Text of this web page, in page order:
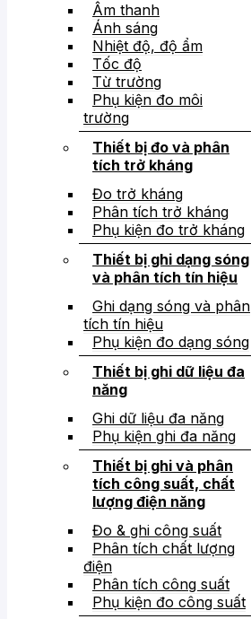
Âm thanh
Ánh sáng
Nhiệt độ, độ ẩm
Tốc độ
Từ trường
Phụ kiện đo môi
trường
Thiết bị đo và phân
tích trở kháng
Đo trở kháng
Phân tích trở kháng
Phụ kiện đo trở kháng
Thiết bị ghi dạng sóng
và phân tích tín hiệu
Ghi dạng sóng và phân
tích tín hiệu
Phụ kiện đo dạng sóng
Thiết bị ghi dữ liệu đa
năng
Ghi dữ liệu đa năng
Phụ kiện ghi đa năng
Thiết bị ghi và phân
tích công suất, chất
lượng điện năng
Đo & ghi công suất
Phân tích chất lượng
điện
Phân tích công suất
Phụ kiện đo công suất